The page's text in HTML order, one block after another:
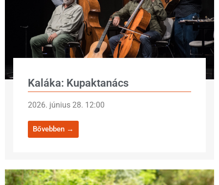
Kaláka: Kupaktanács
2026. június 28. 12:00
Bővebben →